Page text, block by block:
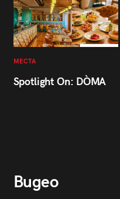
МЕСТА
Spotlight On: DÒMA
Видео